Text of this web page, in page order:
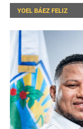
YOEL BÁEZ FELIZ